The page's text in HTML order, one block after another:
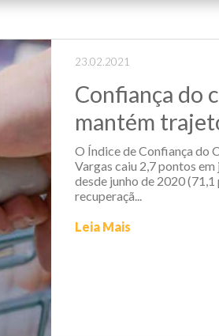
23.02.2021
Confiança do
mantém
O Índice de Confiança do
Vargas caiu 2,7 pontos
desde junho de 2020
recuperaçã...
Leia Mais